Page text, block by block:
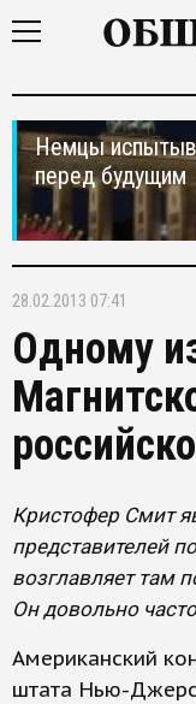
Немцы
перед будущим
28.02.2013 07:41
Одному
Кристофер Смит
представителей
возглавляет там
Он довольно
Американский
штата Нью-